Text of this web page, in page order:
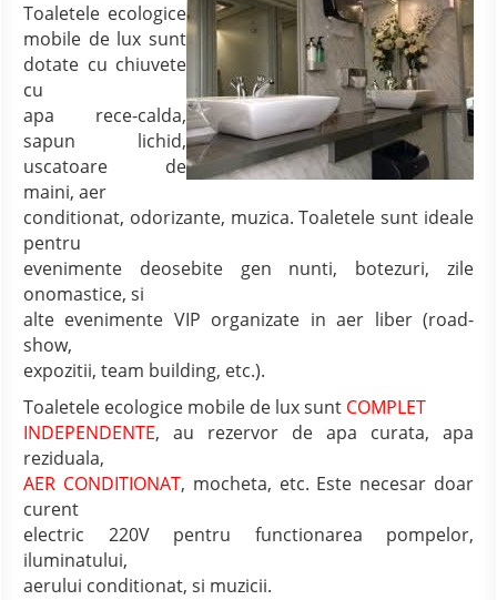
Toaletele ecologice
mobile de lux sunt
dotate cu chiuvete
cu
apa rece-calda,
sapun lichid,
uscatoare de
maini, aer
conditionat, odorizante, muzica. Toaletele sunt ideale
pentru
evenimente deosebite gen nunti, botezuri, zile
onomastice, si
alte evenimente VIP organizate in aer liber (road-
show,
expozitii, team building, etc.).
Toaletele ecologice mobile de lux sunt COMPLET
INDEPENDENTE, au rezervor de apa curata, apa
reziduala,
AER CONDITIONAT, mocheta, etc. Este necesar doar
curent
electric 220V pentru functionarea pompelor,
iluminatului,
aerului conditionat, si muzicii.